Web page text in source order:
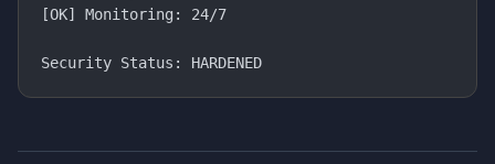
[OK] Monitoring: 24/7